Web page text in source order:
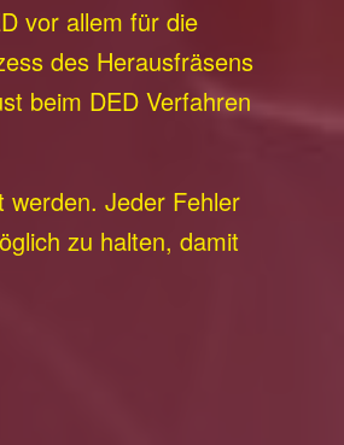
vor allem für die
des Herausfräsens
beim DED Verfahren
werden. Jeder Fehler
zu halten, damit